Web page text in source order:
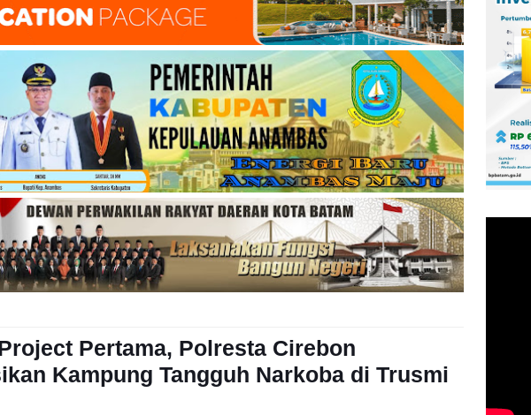
Pertama, Polresta Cirebon
Kampung Tangguh Narkoba di Trusmi